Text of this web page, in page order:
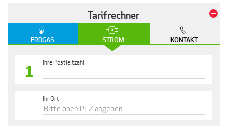
Tarifrechner
ERDGAS STROM KONTAKT
1
Ihre Postleitzahl
Ihr Ort